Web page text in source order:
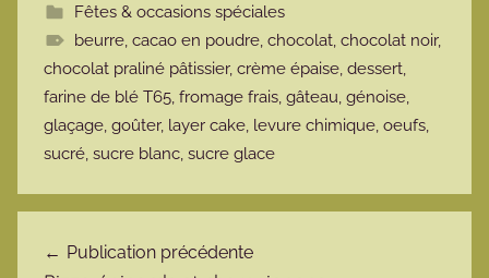
Fêtes & occasions spéciales
beurre, cacao en poudre, chocolat, chocolat noir,
chocolat praliné pâtissier, crème épaise, dessert,
farine de blé T65, fromage frais, gâteau, génoise,
glaçage, goûter, layer cake, levure chimique, oeufs,
sucré, sucre blanc, sucre glace
Publication précédente